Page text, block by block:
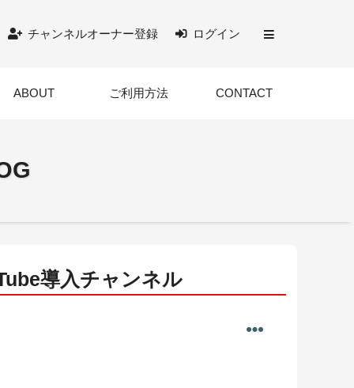
チャンネルオーナー登録 ログイン
ABOUT ご利用方法 CONTACT
導入チャンネル